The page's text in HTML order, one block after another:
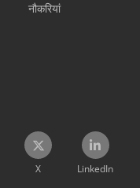
नौकरियां
X LinkedIn